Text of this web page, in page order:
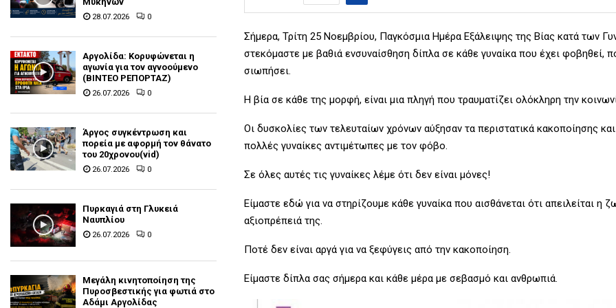
Σήμερα, Τρίτη 25 Νοεμβρίου, Παγκόσμια Ημέρα Εξάλειψης της Βίας κατά των
στεκόμαστε με βαθιά ενσυναίσθηση δίπλα σε κάθε γυναίκα που έχει φοβηθεί,
σιωπήσει.
Η βία σε κάθε της μορφή, είναι μια πληγή που τραυματίζει ολόκληρη την
Οι δυσκολίες των τελευταίων χρόνων αύξησαν τα περιστατικά κακοποίησης
πολλές γυναίκες αντιμέτωπες με τον φόβο.
Σε όλες αυτές τις γυναίκες λέμε ότι δεν είναι μόνες!
Είμαστε εδώ για να στηρίζουμε κάθε γυναίκα που αισθάνεται ότι απειλείται η
αξιοπρέπειά της.
Ποτέ δεν είναι αργά για να ξεφύγεις από την κακοποίηση.
Είμαστε δίπλα σας σήμερα και κάθε μέρα με σεβασμό και ανθρωπιά.
28.07.2026 0
Αργολίδα: Κορυφώνεται η
αγωνία για τον αγνοούμενο
(ΒΙΝΤΕΟ ΡΕΠΟΡΤΑΖ)
26.07.2026 0
Άργος συγκέντρωση και
πορεία με αφορμή τον θάνατο
του 20χρονου(vid)
26.07.2026 0
Πυρκαγιά στη Γλυκειά
Ναυπλίου
26.07.2026 0
Μεγάλη κινητοποίηση της
Πυροσβεστικής για φωτιά στο
Αδάμι Αργολίδας